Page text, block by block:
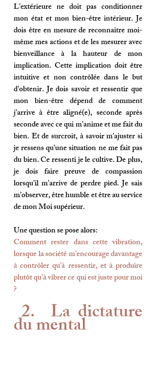
L’extérieure ne doit pas conditionner
mon état et mon bien-être intérieur. Je
dois être en mesure de reconnaitre moi-
même mes actions et de les mesurer avec
bienveillance à la hauteur de mon
implication. Cette implication doit être
intuitive et non contrôlée dans le but
d’obtenir. Je dois savoir et ressentir que
mon bien-être dépend de comment
j’arrive à être aligné(e), seconde après
seconde avec ce qui m’anime et me fait du
bien. Et de surcroit, à savoir m'ajuster si
je ressens qu'une situation ne me fait pas
du bien. Ce ressenti je le cultive. De plus,
je dois faire preuve de compassion
lorsqu’il m’arrive de perdre pied. Je sais
m’observer, être humble et être au service
de mon Moi supérieur.
Une question se pose alors:
Comment rester dans cette vibration,
lorsque la société m’encourage davantage
à contrôler qu’à ressentir, et à produire
plutôt qu’à vibrer ce qui est juste pour moi
?
2.  La dictature
du mental